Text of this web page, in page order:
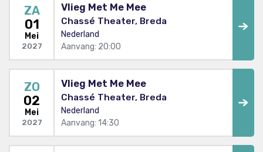
ZA
01
Mei
2027
Vlieg Met Me Mee
Chassé Theater, Breda
Nederland
Aanvang: 20:00
ZO
02
Mei
2027
Vlieg Met Me Mee
Chassé Theater, Breda
Nederland
Aanvang: 14:30